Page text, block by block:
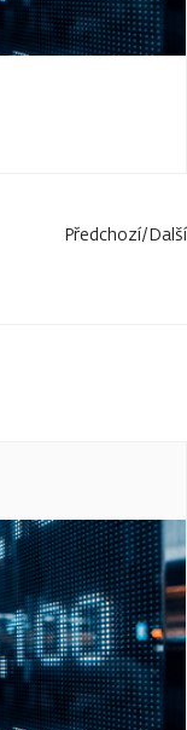
Předchozí/Další